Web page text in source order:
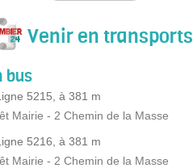
Venir en
bus
5215, à 381 m
Mairie - 2 Chemin de la Masse
5216, à 381 m
Mairie - 2 Chemin de la Masse